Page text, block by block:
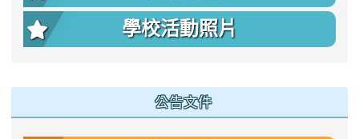
學校活動照片
公告文件